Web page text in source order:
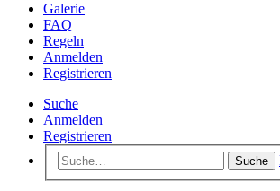
Galerie
FAQ
Regeln
Anmelden
Registrieren
Suche
Anmelden
Registrieren
Suche